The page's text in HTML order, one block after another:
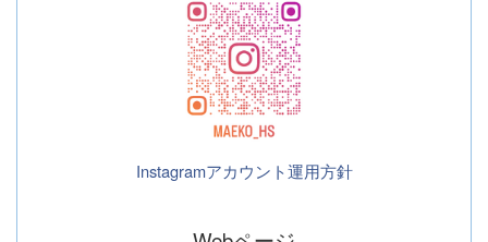
Instagramアカウント運用方針